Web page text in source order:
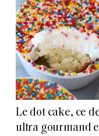
Le dot cake, ce
ultra gourmand